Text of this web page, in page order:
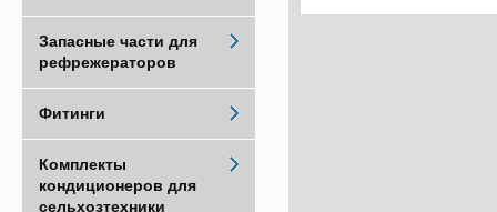
Запасные части для
рефрежераторов
Фитинги
Комплекты
кондиционеров для
сельхозтехники